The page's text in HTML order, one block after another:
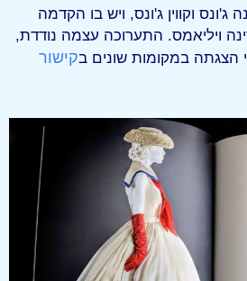
וקווין ג'ונס, ויש בו הקדמה
ויליאמס. התערוכה עצמה נודדת,
הצגתה במקומות שונים בקישור